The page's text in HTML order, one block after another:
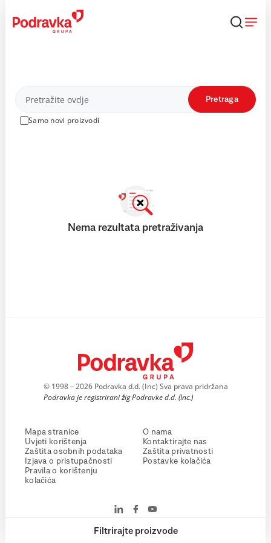
content
Proizvodi
Samo novi proizvodi
Pretraga
Filtrirajte proizvode
Nema rezultata pretraživanja
© 1998 – 2026 Podravka d.d. (Inc) Sva prava pridržana
Podravka je registrirani žig Podravke d.d. (Inc.)
Mapa stranice
Uvjeti korištenja
Zaštita osobnih podataka
Izjava o pristupačnosti
Pravila o korištenju
kolačića
O nama
Kontaktirajte nas
Zaštita privatnosti
Postavke kolačića